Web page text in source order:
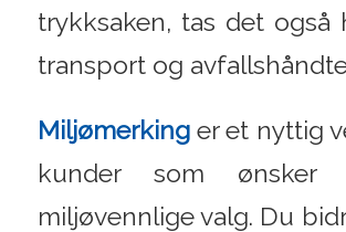
trykksaken, tas det også
transport og
Miljømerkinger et nyttig
kunder som
miljøvennlige valg. Du